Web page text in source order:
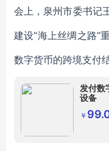
会上，泉州市委书记
建设“海上丝绸之路”
数字货币的跨境支付
发付数
设备
￥